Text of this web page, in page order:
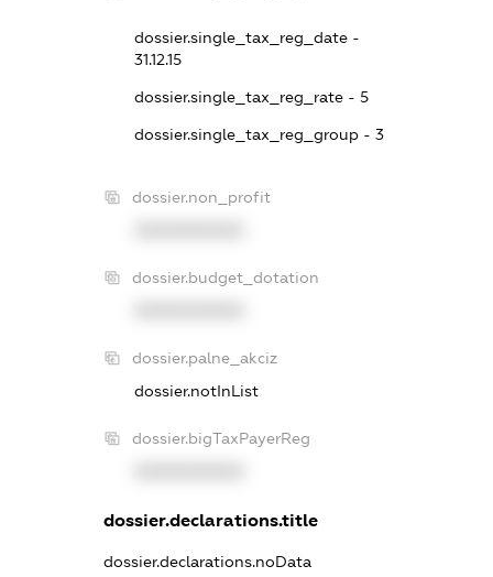
dossier.single_tax_reg_date -
31.12.15
dossier.single_tax_reg_rate - 5
dossier.single_tax_reg_group - 3
dossier.non_profit
dossier.budget_dotation
dossier.palne_akciz
dossier.notInList
dossier.bigTaxPayerReg
dossier.declarations.title
dossier.declarations.noData